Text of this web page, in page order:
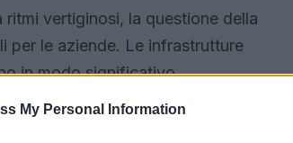
My Personal Information
vertiginosi, la questione della
per le aziende. Le infrastrutture
in modo significativo
elettronico, ogni server e
un alto consumo e, di